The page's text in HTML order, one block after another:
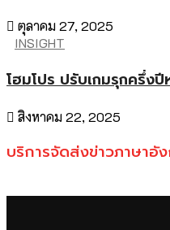
ตุลาคม 27, 2025
INSIGHT
โฮมโปร ปรับเกมรุกครึ่งปี
สิงหาคม 22, 2025
บริการจัดส่งข่าวภาษาอั